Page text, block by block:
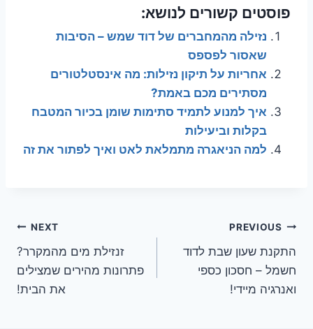
פוסטים קשורים לנושא:
נזילה מהמחברים של דוד שמש – הסיבות
שאסור לפספס
אחריות על תיקון נזילות: מה אינסטלטורים
מסתירים מכם באמת?
איך למנוע לתמיד סתימות שומן בכיור המטבח
בקלות וביעילות
למה הניאגרה מתמלאת לאט ואיך לפתור את זה
ניווט
PREVIOUS
התקנת שעון שבת לדוד
חשמל – חסכון כספי
ואנרגיה מיידי!
NEXT
זנזילת מים מהמקרר?
פתרונות מהירים שמצילים
את הבית!